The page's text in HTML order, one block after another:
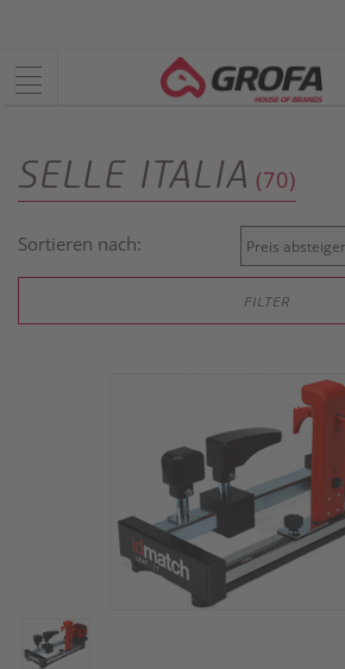
SELLE ITALIA (70)
Sortieren nach:
FILTER